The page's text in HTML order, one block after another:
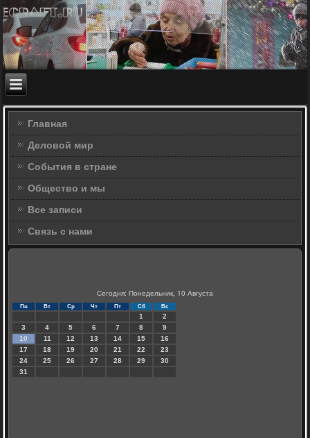
Главная
Деловой мир
События в стране
Общество и мы
Все записи
Связь с нами
Сегодня: Понедельник, 10 Августа
Пн Вт Ср Чт Пт Сб Вс
1
2
3
4 5 6 7 8
9
10
11 12 13 14 15
16
17
18 19 20 21 22
23
24
25 26 27 28 29
30
31